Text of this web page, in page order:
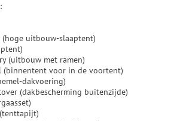
uitbouw-slaaptent)
(uitbouw met ramen)
(binnentent voor in de voortent)
dakvoering)
(dakbescherming buitenzijde)